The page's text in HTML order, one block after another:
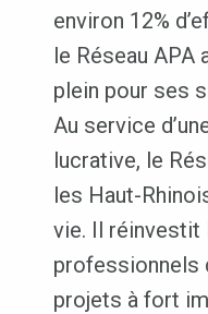
environ 12%
le Réseau APA
plein pour ses
Au service
lucrative, le
les Haut-
vie. Il réinvestit
professionnels
projets à fort